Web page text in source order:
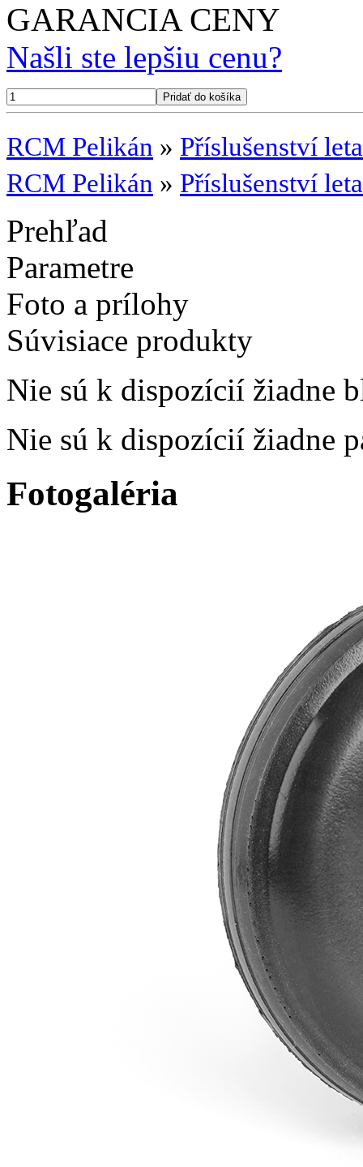
GARANCIA CENY
Našli ste lepšiu cenu?
RCM Pelikán » Příslušenství
RCM Pelikán » Příslušenství
Prehľad
Parametre
Foto a prílohy
Súvisiace produkty
Nie sú k dispozícií žiadne
Nie sú k dispozícií žiadne
Fotogaléria